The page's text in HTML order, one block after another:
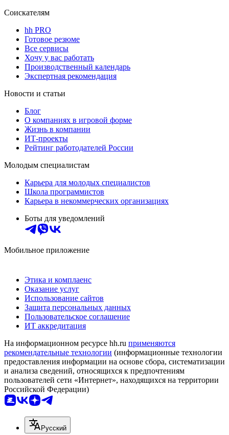
Соискателям
hh PRO
Готовое резюме
Все сервисы
Хочу у вас работать
Производственный календарь
Экспертная рекомендация
Новости и статьи
Блог
О компаниях в игровой форме
Жизнь в компании
ИТ-проекты
Рейтинг работодателей России
Молодым специалистам
Карьера для молодых специалистов
Школа программистов
Карьера в некоммерческих организациях
Боты для уведомлений
Мобильное приложение
Этика и комплаенс
Оказание услуг
Использование сайтов
Защита персональных данных
Пользовательское соглашение
ИТ аккредитация
На информационном ресурсе hh.ru применяются
рекомендательные технологии (информационные технологии
предоставления информации на основе сбора, систематизации
и анализа сведений, относящихся к предпочтениям
пользователей сети «Интернет», находящихся на территории
Российской Федерации)
Русский